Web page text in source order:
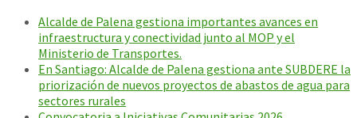
Alcalde de Palena gestiona importantes avances en
infraestructura y conectividad junto al MOP y el
Ministerio de Transportes.
En Santiago: Alcalde de Palena gestiona ante SUBDERE la
priorización de nuevos proyectos de abastos de agua para
sectores rurales